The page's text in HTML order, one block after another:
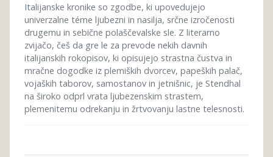
Italijanske kronike so zgodbe, ki upovedujejo
univerzalne téme ljubezni in nasilja, srčne izročenosti
drugemu in sebične polaščevalske sle. Z literarno
zvijačo, češ da gre le za prevode nekih davnih
italijanskih rokopisov, ki opisujejo strastna čustva in
mračne dogodke iz plemiških dvorcev, papeških palač,
vojaških taborov, samostanov in jetnišnic, je Stendhal
na široko odprl vrata ljubezenskim strastem,
plemenitemu odrekanju in žrtvovanju lastne telesnosti.